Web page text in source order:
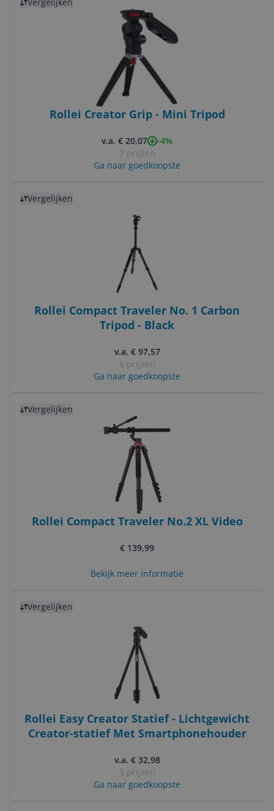
Rollei Creator Grip - Mini Tripod
v.a. € 20,07
-4%
7 prijzen
Ga naar goedkoopste
Vergelijken
Rollei Compact Traveler No. 1 Carbon
Tripod - Black
v.a. € 97,57
6 prijzen
Ga naar goedkoopste
Vergelijken
Rollei Compact Traveler No.2 XL Video
€ 139,99
Bekijk meer informatie
Vergelijken
Rollei Easy Creator Statief - Lichtgewicht
Creator-statief Met Smartphonehouder
v.a. € 32,98
3 prijzen
Ga naar goedkoopste